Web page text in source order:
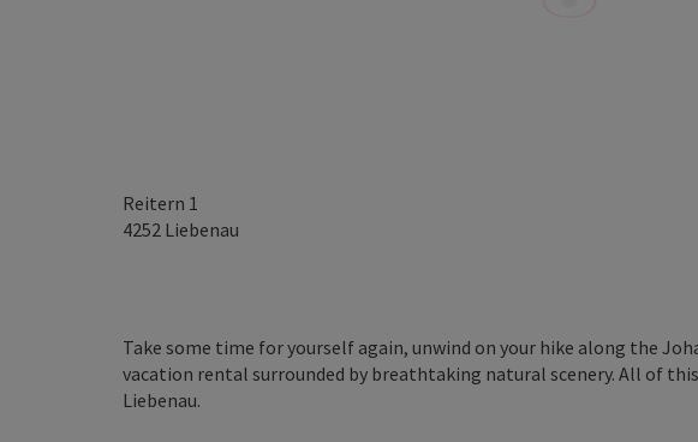
Reitern 1
4252 Liebenau
Take some time for yourself again, unwind on your hike along the
vacation rental surrounded by breathtaking natural scenery. All of
Liebenau.